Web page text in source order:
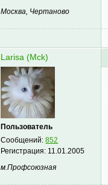
Москва, Чертаново
Larisa (Mck)
Пользователь
Сообщений:852
Регистрация: 11.01.2005
м.Профсоюзная